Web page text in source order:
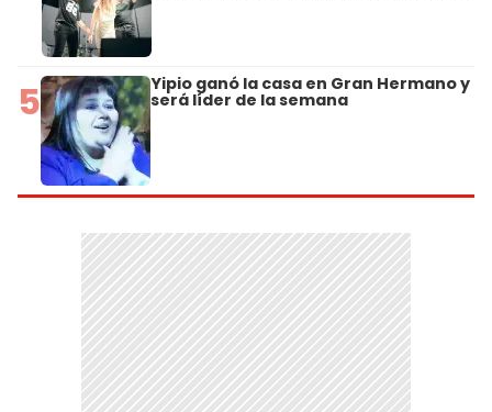
5 Yipio ganó la casa en Gran Hermano y
será líder de la semana